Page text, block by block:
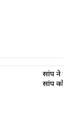
सांप ने
सांप